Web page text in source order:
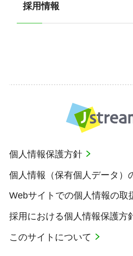
採用情報
個人情報保護方針
個人情報（保有個人データ）
Webサイトでの個人情報の取
採用における個人情報保護方
このサイトについて